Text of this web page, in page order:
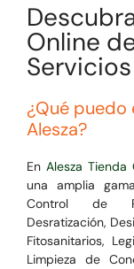
Online
Servicios
¿Qué puedo
Alesza?
EnAlesza Tienda
una amplia
Control de
Desratización,
Fitosanitarios,
Limpieza de